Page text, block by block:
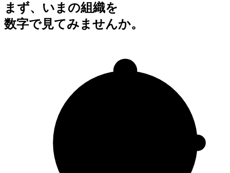
まず、いまの組織を
数字で見てみませんか。